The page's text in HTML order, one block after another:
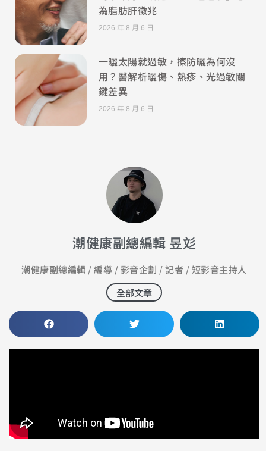
為脂肪肝徵兆
2026 年 8 月 6 日
一曬太陽就過敏，擦防曬為何沒
用？醫解析曬傷、熱疹、光過敏關
鍵差異
2026 年 8 月 6 日
潮健康副總編輯 昱彣
潮健康副總編輯 / 編導 / 影音企劃 / 記者 / 短影音主持人
全部文章